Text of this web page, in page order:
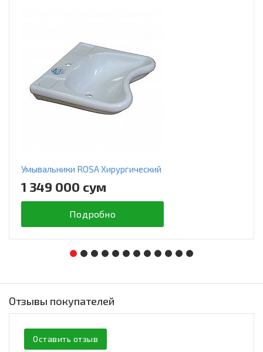
Умывальники ROSA Хирургический
1 349 000 сум
Подробно
Отзывы покупателей
Оставить отзыв